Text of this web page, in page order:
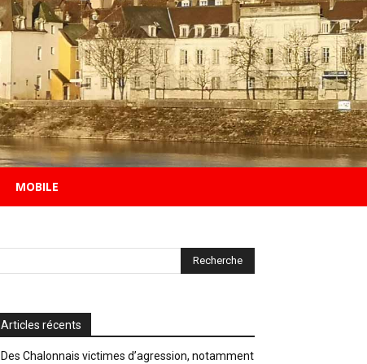
MOBILE
Articles récents
Des Chalonnais victimes d’agression, notamment